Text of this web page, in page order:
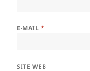
E-MAIL *
SITE WEB